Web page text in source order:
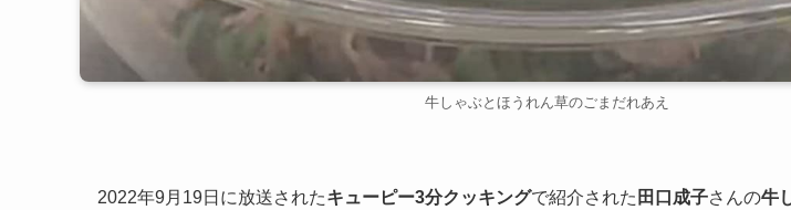
牛しゃぶとほうれん草のごまだれあえ
2022年9月19日に放送されたキューピー3分クッキングで紹介された 田口成子さんの牛